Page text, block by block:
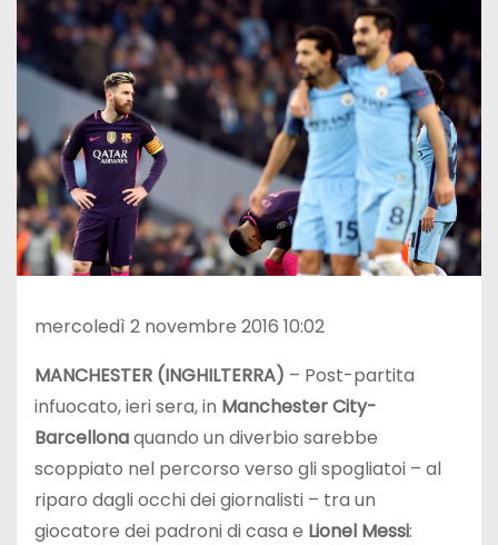
mercoledì 2 novembre 2016 10:02
MANCHESTER (INGHILTERRA) – Post-partita
infuocato, ieri sera, in Manchester City-
Barcellonaquando un diverbio sarebbe
scoppiato nel percorso verso gli spogliatoi – al
riparo dagli occhi dei giornalisti – tra un
giocatore dei padroni di casa e Lionel Messi: